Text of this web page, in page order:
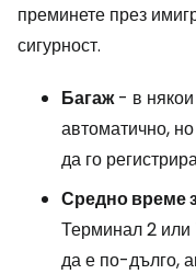
преминете през
сигурност.
Багаж- в някои
автоматично,
да го
Средно време
Терминал 2
да е по-дълго,